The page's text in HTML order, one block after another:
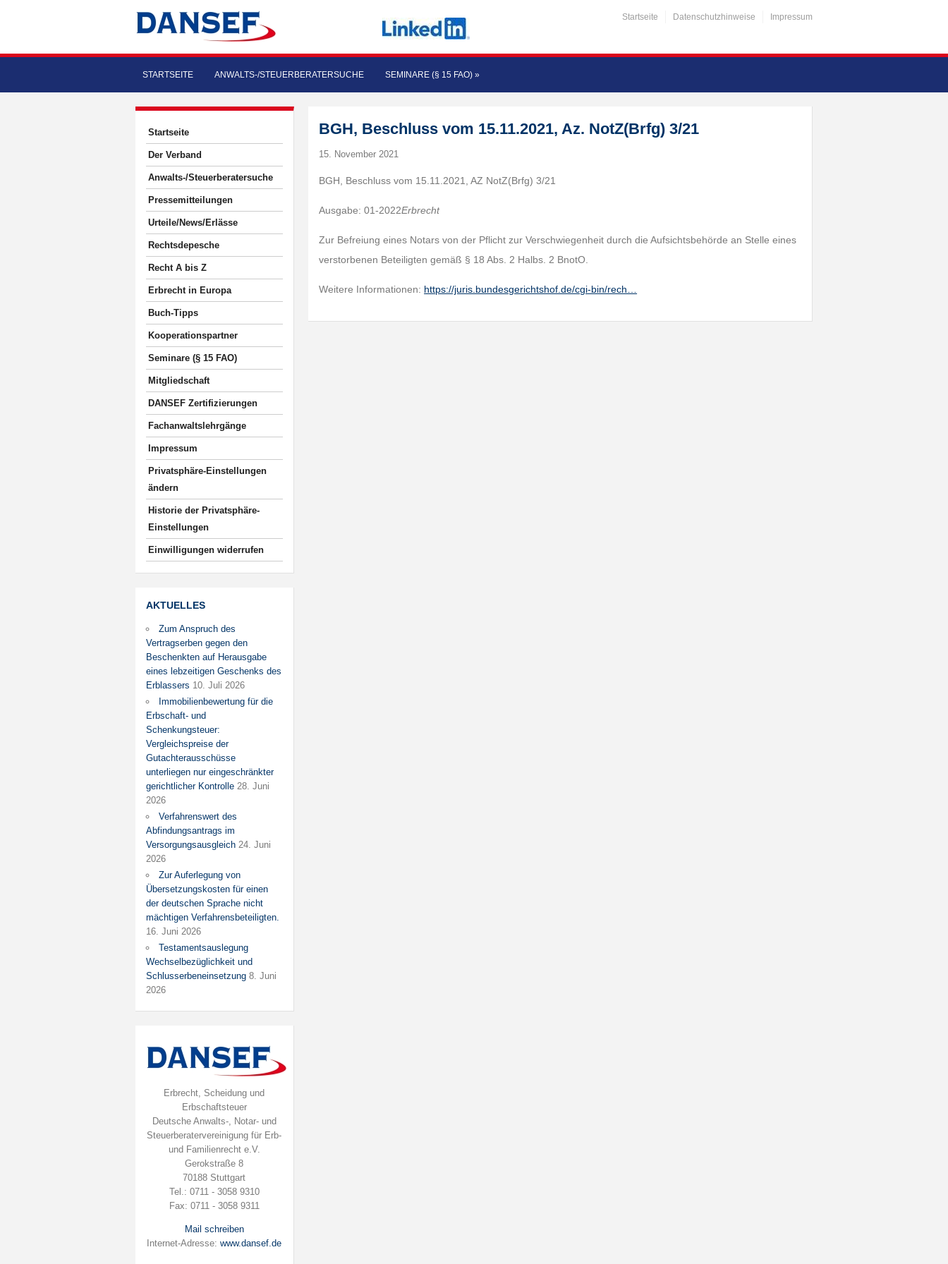
Startseite Datenschutzhinweise Impressum
STARTSEITE ANWALTS-/STEUERBERATERSUCHE SEMINARE (§ 15 FAO) »
Startseite
Der Verband
Anwalts-/Steuerberatersuche
Pressemitteilungen
Urteile/News/Erlässe
Rechtsdepesche
Recht A bis Z
Erbrecht in Europa
Buch-Tipps
Kooperationspartner
Seminare (§ 15 FAO)
Mitgliedschaft
DANSEF Zertifizierungen
Fachanwaltslehrgänge
Impressum
Privatsphäre-Einstellungen
ändern
Historie der Privatsphäre-
Einstellungen
Einwilligungen widerrufen
AKTUELLES
Zum Anspruch des
Vertragserben gegen den
Beschenkten auf Herausgabe
eines lebzeitigen Geschenks des
Erblassers 10. Juli 2026
Immobilienbewertung für die
Erbschaft- und
Schenkungsteuer:
Vergleichspreise der
Gutachterausschüsse
unterliegen nur eingeschränkter
gerichtlicher Kontrolle 28. Juni
2026
Verfahrenswert des
Abfindungsantrags im
Versorgungsausgleich 24. Juni
2026
Zur Auferlegung von
Übersetzungskosten für einen
der deutschen Sprache nicht
mächtigen Verfahrensbeteiligten.
16. Juni 2026
Testamentsauslegung
Wechselbezüglichkeit und
Schlusserbeneinsetzung 8. Juni
2026
Erbrecht, Scheidung und
Erbschaftsteuer
Deutsche Anwalts-, Notar- und
Steuerberatervereinigung für Erb-
und Familienrecht e.V.
Gerokstraße 8
70188 Stuttgart
Tel.: 0711 - 3058 9310
Fax: 0711 - 3058 9311
Mail schreiben
Internet-Adresse:www.dansef.de
BGH, Beschluss vom 15.11.2021, Az. NotZ(Brfg) 3/21
15. November 2021
BGH, Beschluss vom 15.11.2021, AZ NotZ(Brfg) 3/21
Ausgabe: 01-2022Erbrecht
Zur Befreiung eines Notars von der Pflicht zur Verschwiegenheit durch die Aufsichtsbehörde an Stelle eines
verstorbenen Beteiligten gemäß § 18 Abs. 2 Halbs. 2 BnotO.
Weitere Informationen: https://juris.bundesgerichtshof.de/cgi-bin/rech…